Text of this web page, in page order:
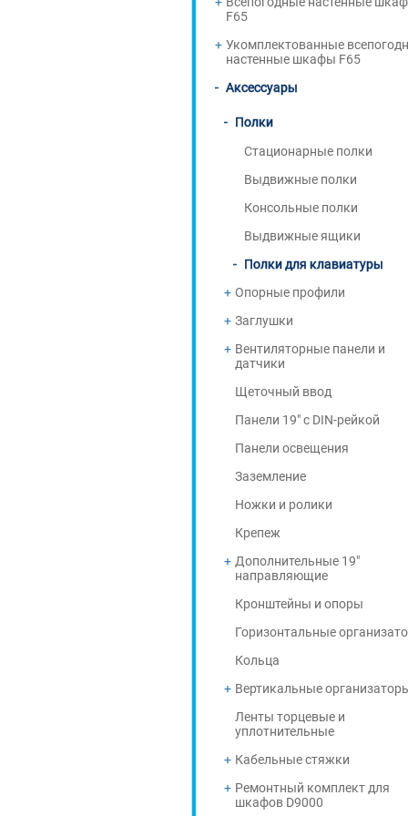
F65
Укомплектованные
настенные шкафы F65
Аксессуары
Полки
Стационарные полки
Выдвижные полки
Консольные полки
Выдвижные ящики
Полки для клавиатуры
Опорные профили
Заглушки
Вентиляторные панели и
датчики
Щеточный ввод
Панели 19" с DIN-рейкой
Панели освещения
Заземление
Ножки и ролики
Крепеж
Дополнительные 19"
направляющие
Кронштейны и опоры
Горизонтальные
Кольца
Вертикальные
Ленты торцевые и
уплотнительные
Кабельные стяжки
Ремонтный комплект для
шкафов D9000